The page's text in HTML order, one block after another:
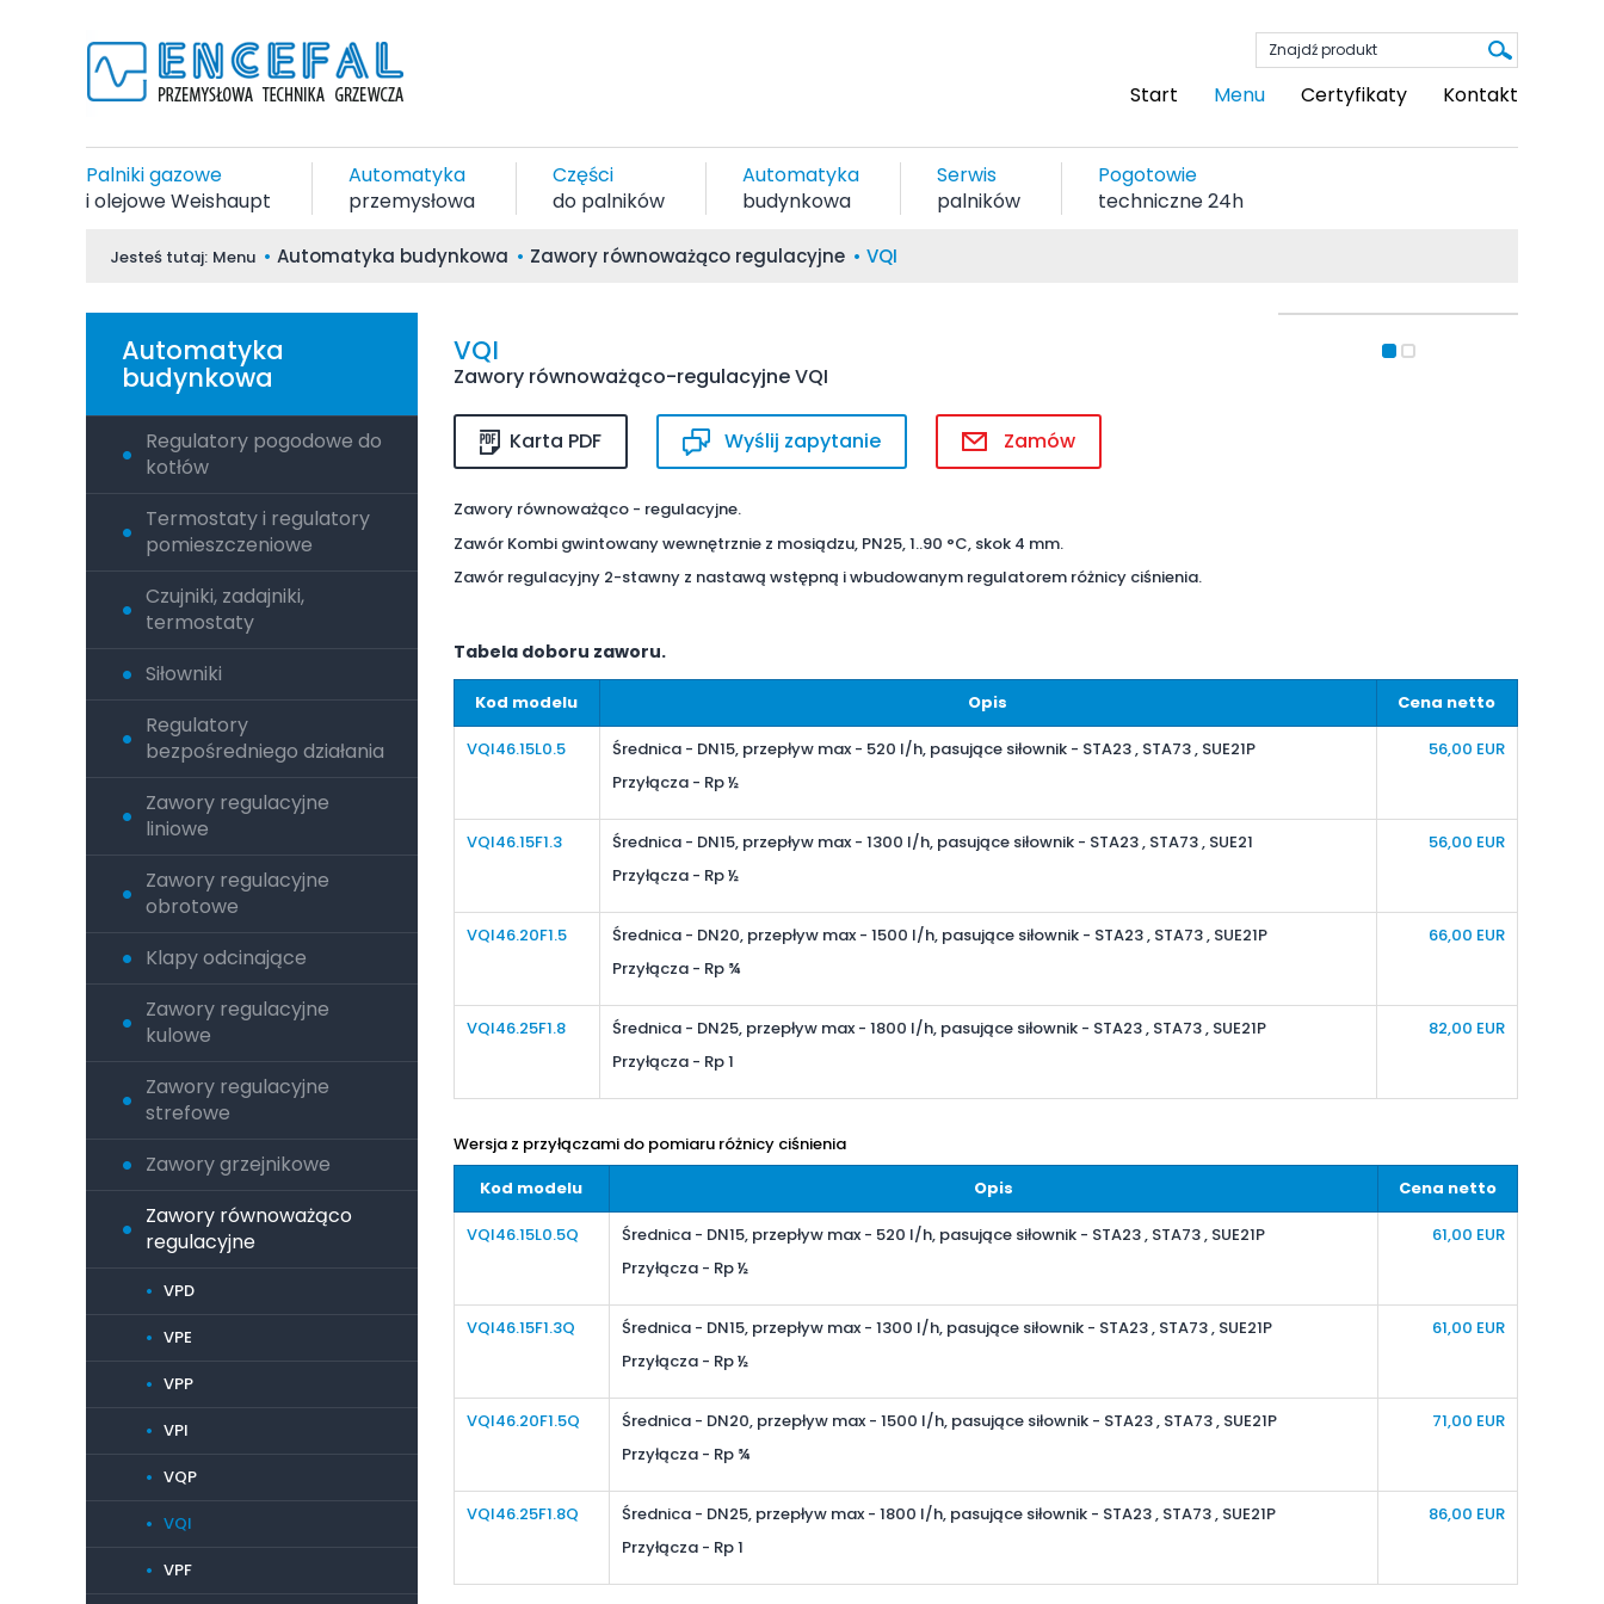
Start Menu Certyfikaty Kontakt
Palniki gazowe
i olejowe Weishaupt
Automatyka
przemysłowa
Części
do palników
Automatyka
budynkowa
Serwis
palników
Pogotowie
techniczne 24h
Jesteś tutaj: Menu Automatyka budynkowa Zawory równoważąco regulacyjne VQI
Automatyka
budynkowa
Regulatory pogodowe do
kotłów
Termostaty i regulatory
pomieszczeniowe
Czujniki, zadajniki,
termostaty
Siłowniki
Regulatory
bezpośredniego działania
Zawory regulacyjne
liniowe
Zawory regulacyjne
obrotowe
Klapy odcinające
Zawory regulacyjne
kulowe
Zawory regulacyjne
strefowe
Zawory grzejnikowe
Zawory równoważąco
regulacyjne
VPD
VPE
VPP
VPI
VQP
VQI
VPF
VQI
Zawory równoważąco-regulacyjne VQI
Karta PDF Wyślij zapytanie Zamów
Zawory równoważąco - regulacyjne.
Zawór Kombi gwintowany wewnętrznie z mosiądzu, PN25, 1..90 °C, skok 4 mm.
Zawór regulacyjny 2-stawny z nastawą wstępną i wbudowanym regulatorem różnicy ciśnienia.
Tabela doboru zaworu.
Kod modelu Opis Cena netto
VQI46.15L0.5 Średnica - DN15, przepływ max - 520 l/h, pasujące siłownik - STA23 , STA73 , SUE21P
Przyłącza - Rp ½
56,00 EUR
VQI46.15F1.3 Średnica - DN15, przepływ max- 1300 l/h, pasujące siłownik - STA23 , STA73 , SUE21
Przyłącza - Rp ½
56,00 EUR
VQI46.20F1.5 Średnica - DN20, przepływ max- 1500 l/h, pasujące siłownik - STA23 , STA73 , SUE21P
Przyłącza - Rp ¾
66,00 EUR
VQI46.25F1.8 Średnica - DN25, przepływ max- 1800 l/h, pasujące siłownik - STA23 , STA73 , SUE21P
Przyłącza - Rp 1
82,00 EUR
Wersja z przyłączami do pomiaru różnicy ciśnienia
Kod modelu
Opis Cena netto
VQI46.15L0.5Q Średnica - DN15, przepływ max- 520 l/h, pasujące siłownik - STA23 , STA73 , SUE21P
Przyłącza - Rp ½
61,00 EUR
VQI46.15F1.3Q Średnica - DN15, przepływ max- 1300 l/h, pasujące siłownik - STA23 , STA73 , SUE21P
Przyłącza - Rp ½
61,00 EUR
VQI46.20F1.5Q Średnica - DN20, przepływ max- 1500 l/h, pasujące siłownik - STA23 , STA73 , SUE21P
Przyłącza - Rp ¾
71,00 EUR
VQI46.25F1.8Q Średnica - DN25, przepływ max- 1800 l/h, pasujące siłownik - STA23 , STA73 , SUE21P
Przyłącza - Rp 1
86,00 EUR